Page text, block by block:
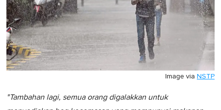
Image via NSTP
"Tambahan lagi, semua orang digalakkan untuk